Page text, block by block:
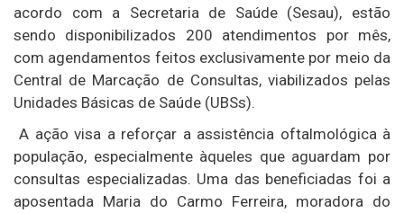
acordo com a Secretaria de Saúde (Sesau), estão
sendo disponibilizados 200 atendimentos por mês,
com agendamentos feitos exclusivamente por meio da
Central de Marcação de Consultas, viabilizados pelas
Unidades Básicas de Saúde (UBSs).
A ação visa a reforçar a assistência oftalmológica à
população, especialmente àqueles que aguardam por
consultas especializadas. Uma das beneficiadas foi a
aposentada Maria do Carmo Ferreira, moradora do